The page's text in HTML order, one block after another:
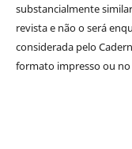
substancialmente
revista e não o será
considerada pelo
formato impresso ou